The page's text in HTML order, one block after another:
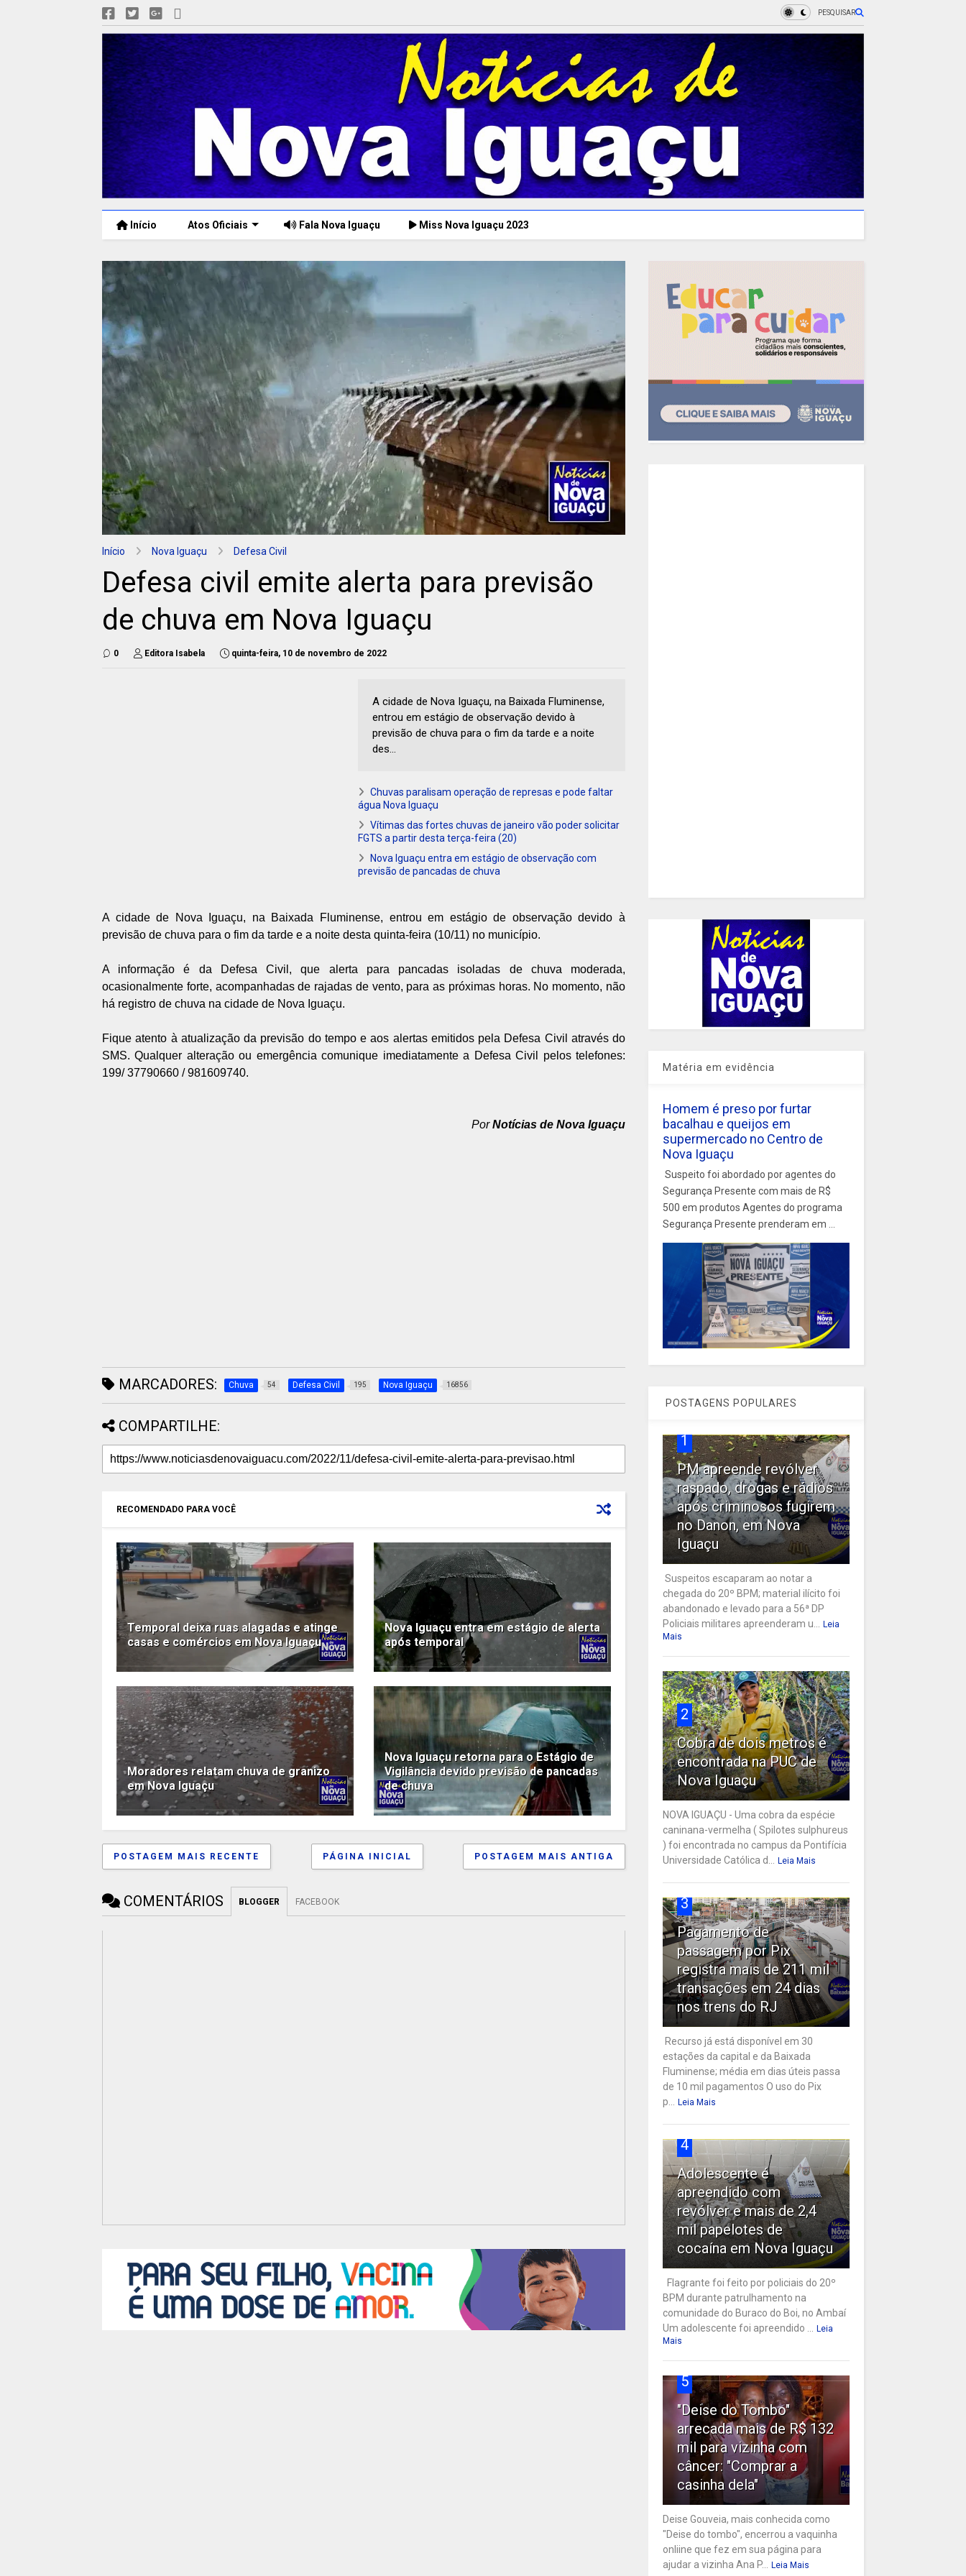
PESQUISAR
Início Atos Oficiais Fala Nova Iguaçu Miss Nova Iguaçu 2023
Início Nova Iguaçu Defesa Civil
Defesa civil emite alerta para previsão
de chuva em Nova Iguaçu
0 Editora Isabela quinta-feira, 10 de novembro de 2022
A cidade de Nova Iguaçu, na Baixada Fluminense,
entrou em estágio de observação devido à
previsão de chuva para o fim da tarde e a noite
des...
Chuvas paralisam operação de represas e pode faltar
água Nova Iguaçu
Vítimas das fortes chuvas de janeiro vão poder solicitar
FGTS a partir desta terça-feira (20)
Nova Iguaçu entra em estágio de observação com
previsão de pancadas de chuva
A cidade de Nova Iguaçu, na Baixada Fluminense, entrou em estágio de observação devido à
previsão de chuva para o fim da tarde e a noite desta quinta-feira (10/11) no município.
A informação é da Defesa Civil, que alerta para pancadas isoladas de chuva moderada,
ocasionalmente forte, acompanhadas de rajadas de vento, para as próximas horas. No momento, não
há registro de chuva na cidade de Nova Iguaçu.
Fique atento à atualização da previsão do tempo e aos alertas emitidos pela Defesa Civil através do
SMS. Qualquer alteração ou emergência comunique imediatamente a Defesa Civil pelos telefones:
199/ 37790660 / 981609740.
PorNotícias de Nova Iguaçu
MARCADORES: Chuva 54 Defesa Civil 195 Nova Iguaçu 16856
COMPARTILHE:
RECOMENDADO PARA VOCÊ
Temporal deixa ruas alagadas e atinge
casas e comércios em Nova Iguaçu
Nova Iguaçu entra em estágio de alerta
após temporal
Moradores relatam chuva de granizo
em Nova Iguaçu
Nova Iguaçu retorna para o Estágio de
Vigilância devido previsão de pancadas
de chuva
POSTAGEM MAIS RECENTE POSTAGEM MAIS ANTIGA
PÁGINA INICIAL
COMENTÁRIOS BLOGGER FACEBOOK
Matéria em evidência
Homem é preso por furtar
bacalhau e queijos em
supermercado no Centro de
Nova Iguaçu
Suspeito foi abordado por agentes do
Segurança Presente com mais de R$
500 em produtos Agentes do programa
Segurança Presente prenderam em ...
POSTAGENS POPULARES
1
PM apreende revólver
raspado, drogas e rádios
após criminosos fugirem
no Danon, em Nova
Iguaçu
Suspeitos escaparam ao notar a
chegada do 20º BPM; material ilícito foi
abandonado e levado para a 56ª DP
Policiais militares apreenderam u...
Leia
Mais
2
Cobra de dois metros é
encontrada na PUC de
Nova Iguaçu
NOVA IGUAÇU - Uma cobra da espécie
caninana-vermelha ( Spilotes sulphureus
) foi encontrada no campus da Pontifícia
Universidade Católica d...
Leia Mais
3
Pagamento de
passagem por Pix
registra mais de 211 mil
transações em 24 dias
nos trens do RJ
Recurso já está disponível em 30
estações da capital e da Baixada
Fluminense; média em dias úteis passa
de 10 mil pagamentos O uso do Pix
p...
Leia Mais
4
Adolescente é
apreendido com
revólver e mais de 2,4
mil papelotes de
cocaína em Nova Iguaçu
Flagrante foi feito por policiais do 20º
BPM durante patrulhamento na
comunidade do Buraco do Boi, no Ambaí
Um adolescente foi apreendido ...
Leia
Mais
5
"Deise do Tombo"
arrecada mais de R$ 132
mil para vizinha com
câncer: "Comprar a
casinha dela"
Deise Gouveia, mais conhecida como
"Deise do tombo", encerrou a vaquinha
onliine que fez em sua página para
ajudar a vizinha Ana P...
Leia Mais